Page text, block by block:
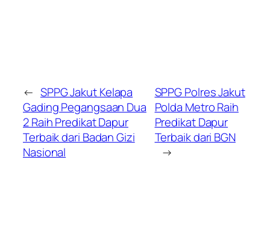
← SPPG Jakut Kelapa
Gading Pegangsaan Dua
2 Raih Predikat Dapur
Terbaik dari Badan Gizi
Nasional
SPPG Polres Jakut
Polda Metro Raih
Predikat Dapur
Terbaik dari BGN
→